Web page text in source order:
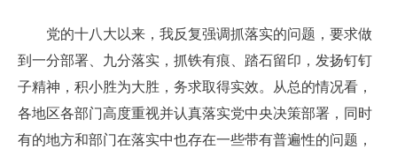
党的十八大以来，我反复强调抓落实的问题，要求做
到一分部署、九分落实，抓铁有痕、踏石留印，发扬钉钉
子精神，积小胜为大胜，务求取得实效。从总的情况看，
各地区各部门高度重视并认真落实党中央决策部署，同时
有的地方和部门在落实中也存在一些带有普遍性的问题，